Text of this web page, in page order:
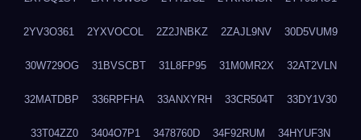
2YV3O361 2YXVOCOL 2Z2JNBKZ 2ZAJL9NV 30D5VUM9
30W729OG 31BVSCBT 31L8FP95 31M0MR2X 32AT2VLN
32MATDBP 336RPFHA 33ANXYRH 33CR504T 33DY1V30
33T04ZZ0 3404O7P1 3478760D 34F92RUM 34HYUF3N